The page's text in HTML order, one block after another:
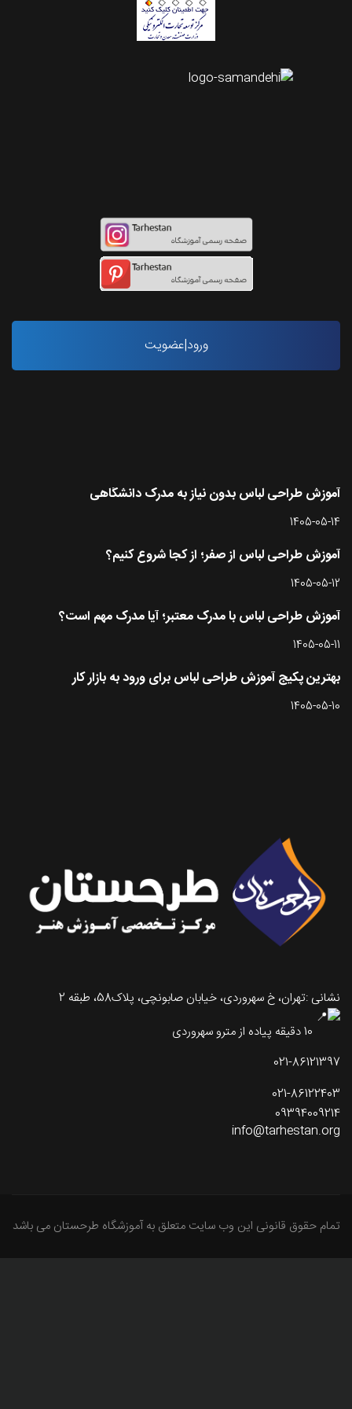
ورود|عضویت
آموزش طراحی لباس بدون نیاز به مدرک دانشگاهی
1405-05-14
آموزش طراحی لباس از صفر؛ از کجا شروع کنیم؟
1405-05-12
آموزش طراحی لباس با مدرک معتبر؛ آیا مدرک مهم است؟
1405-05-11
بهترین پکیج آموزش طراحی لباس برای ورود به بازار کار
1405-05-10
نشانی :تهران، خ سهروردی، خیابان صابونچی، پلاک58، طبقه 2
021-86121397
021-86122403
09394009214
info@tarhestan.org
تمام حقوق قانونی این وب سایت متعلق به آموزشگاه طرحستان می باشد